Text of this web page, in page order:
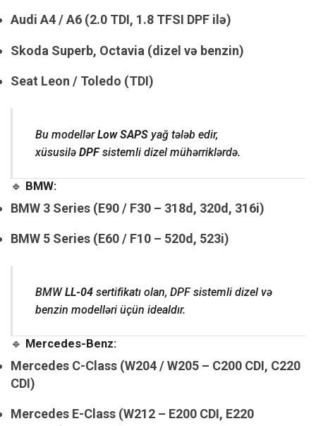
Audi A4 / A6 (2.0 TDI, 1.8 TFSI DPF ilə)
Skoda Superb, Octavia (dizel və benzin)
Seat Leon / Toledo (TDI)
Bu modellərLow SAPS yağ tələb edir,
xüsusiləDPFsistemli dizel mühərriklərdə.
🔹 BMW:
BMW 3 Series (E90 / F30 – 318d, 320d, 316i)
BMW 5 Series (E60 / F10 – 520d, 523i)
BMWLL-04 sertifikatı olan, DPF sistemli dizel və
benzin modelləri üçün idealdır.
🔹 Mercedes-Benz:
Mercedes C-Class (W204 / W205 – C200 CDI, C220
CDI)
Mercedes E-Class (W212 – E200 CDI, E220